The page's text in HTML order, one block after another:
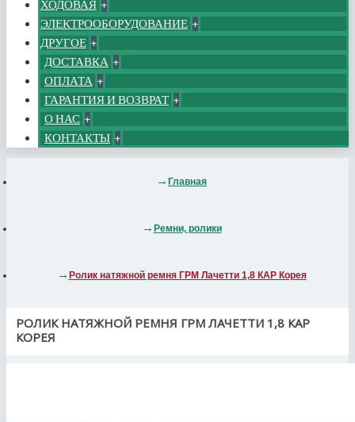
ХОДОВАЯ +
ЭЛЕКТРООБОРУДОВАНИЕ +
ДРУГОЕ +
ДОСТАВКА +
ОПЛАТА +
ГАРАНТИЯ И ВОЗВРАТ +
О НАС +
КОНТАКТЫ +
Главная
Ремни, ролики
Ролик натяжной ремня ГРМ Лачетти 1,8 КАР Корея
РОЛИК НАТЯЖНОЙ РЕМНЯ ГРМ ЛАЧЕТТИ 1,8 КАР
КОРЕЯ